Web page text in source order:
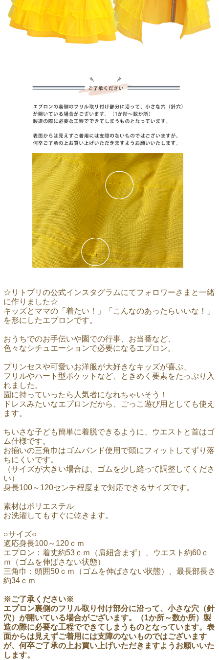
☆リトプリの公式インスタグラムにてフォロワーさまと一緒
に作りました☆
キッズとママの「着たい！」「こんなのあったらいいな！」
を形にしたエプロンです。
おうちでのお手伝いや園での行事、お当番など、
色々なシチュエーションで必要になるエプロン。
プリンセスや可愛いお洋服が大好きなキッズが喜ぶ、
フリルやハート型ポケットなど、ときめく要素をたっぷり入
れました。
園に持っていったら人気者になれちゃいそう！
ドレスみたいなエプロンだから、ごっこ遊び用としても使え
ます。
ちいさな子ども簡単に着脱できるように、ウエストと首はゴ
ム仕様です。
お揃いの三角巾はゴムバンド使用で頭にフィットしてずり落
ちにくいです。
（サイズが大きい場合は、ゴムを少し縫って調整してくださ
い）
身長100～120センチ程度まで対応できるサイズです。
素材はポリエステル
お洗濯してもすぐに乾きます。
○サイズ○
適応身長100～120ｃｍ
エプロン：着丈約53ｃｍ（肩紐含まず）、ウエスト約60ｃ
ｍ（ゴムを伸ばさない状態）
三角巾：頭囲50ｃｍ（ゴムを伸ばさない状態）、最長部長さ
約34ｃｍ
※ご了承ください※
エプロン裏側のフリル取り付け部分に沿って、小さな穴（針
穴）が開いている場合がございます。（1か所～数か所）製
造の際に必要な工程でできてしまうものとなっています。表
面からは見えずご着用には支障のないものではございます
が、何卒ご了承の上お買い上げいただきますようお願いいた
します。